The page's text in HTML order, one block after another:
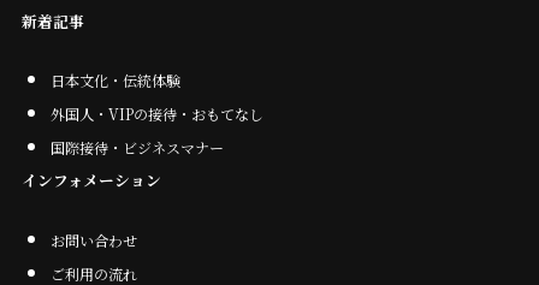
新着記事
日本文化・伝統体験
外国人・VIPの接待・おもてなし
国際接待・ビジネスマナー
インフォメーション
お問い合わせ
ご利用の流れ